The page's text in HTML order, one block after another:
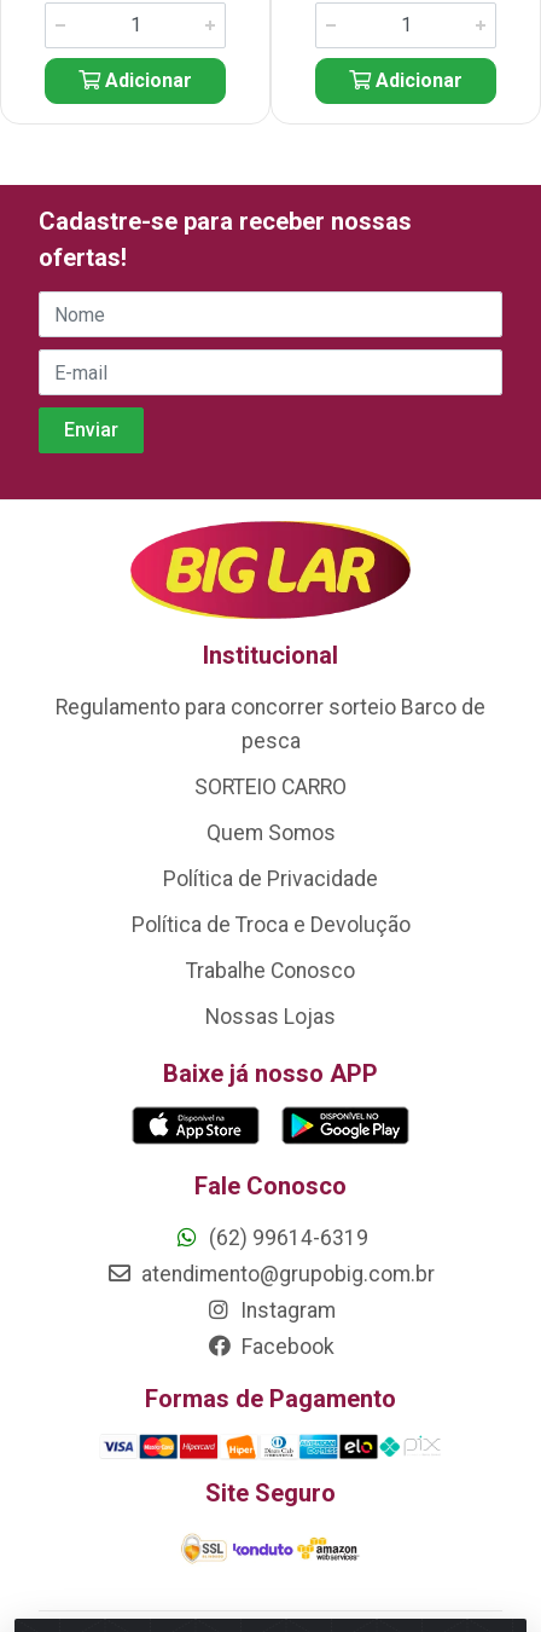
Adicionar Adicionar
Cadastre-se para receber nossas
ofertas!
Institucional
Regulamento para concorrer sorteio Barco de
pesca
SORTEIO CARRO
Quem Somos
Política de Privacidade
Política de Troca e Devolução
Trabalhe Conosco
Nossas Lojas
Baixe já nosso APP
Fale Conosco
(62) 99614-6319
atendimento@grupobig.com.br
Instagram
Facebook
Formas de Pagamento
Site Seguro